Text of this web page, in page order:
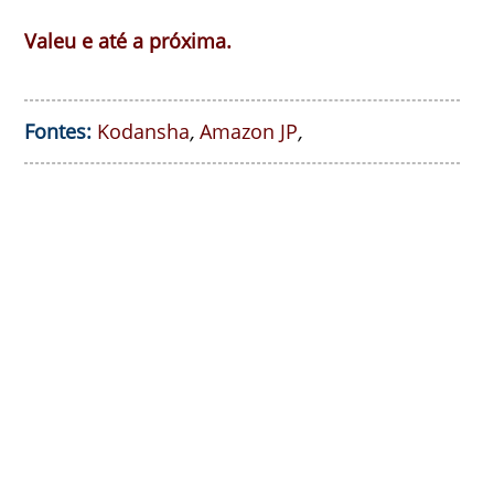
Valeu e até a próxima.
Fontes: Kodansha, Amazon JP,